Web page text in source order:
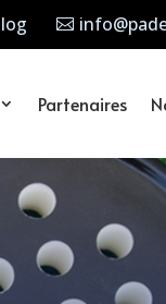
Partenaires